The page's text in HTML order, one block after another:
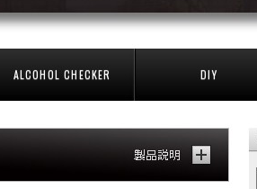
ALCOHOL CHECKER DIY